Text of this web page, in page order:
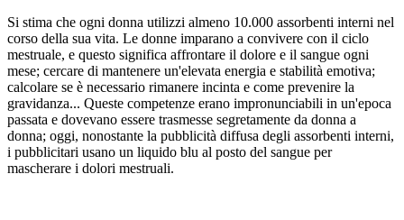
Si stima che ogni donna utilizzi almeno 10.000 assorbenti interni nel
corso della sua vita. Le donne imparano a convivere con il ciclo
mestruale, e questo significa affrontare il dolore e il sangue ogni
mese; cercare di mantenere un'elevata energia e stabilità emotiva;
calcolare se è necessario rimanere incinta e come prevenire la
gravidanza... Queste competenze erano impronunciabili in un'epoca
passata e dovevano essere trasmesse segretamente da donna a
donna; oggi, nonostante la pubblicità diffusa degli assorbenti interni,
i pubblicitari usano un liquido blu al posto del sangue per
mascherare i dolori mestruali.